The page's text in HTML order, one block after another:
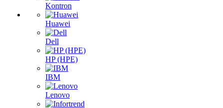
Kontron
Huawei
Dell
HP (HPE)
IBM
Lenovo